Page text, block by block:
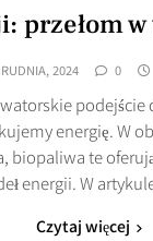
przełom
2024 0
energię. W
biopaliwa te
energii. W
Czytaj więcej